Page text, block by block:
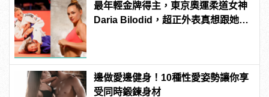
最年輕金牌得主，東京奧運柔道女神
Daria Bilodid，超正外表真想跟她對
邊做愛邊健身！10種性愛姿勢讓你享
受同時鍛鍊身材